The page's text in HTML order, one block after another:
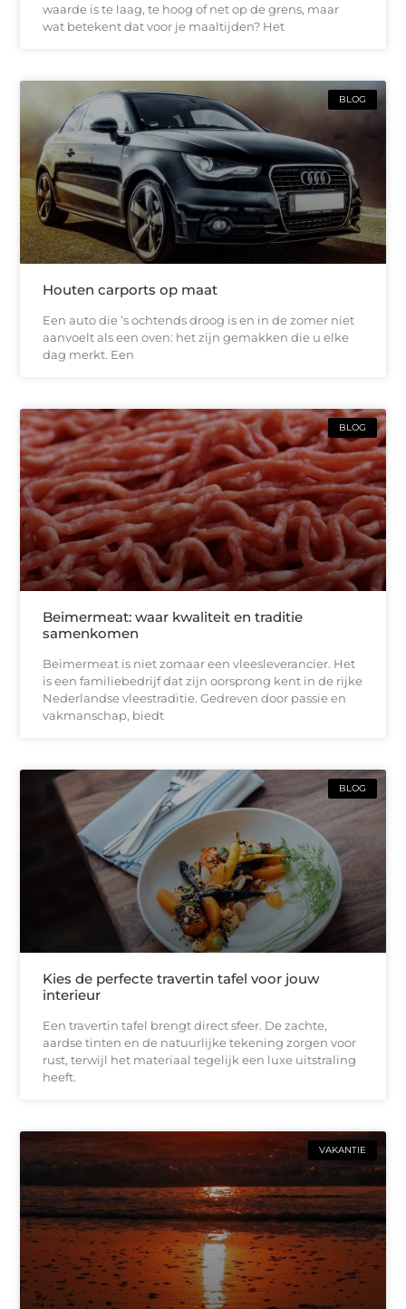
waarde is te laag, te hoog of net op de grens, maar
wat betekent dat voor je maaltijden? Het
BLOG
Houten carports op maat
Een auto die ’s ochtends droog is en in de zomer niet
aanvoelt als een oven: het zijn gemakken die u elke
dag merkt. Een
BLOG
Beimermeat: waar kwaliteit en traditie
samenkomen
Beimermeat is niet zomaar een vleesleverancier. Het
is een familiebedrijf dat zijn oorsprong kent in de rijke
Nederlandse vleestraditie. Gedreven door passie en
vakmanschap, biedt
BLOG
Kies de perfecte travertin tafel voor jouw
interieur
Een travertin tafel brengt direct sfeer. De zachte,
aardse tinten en de natuurlijke tekening zorgen voor
rust, terwijl het materiaal tegelijk een luxe uitstraling
heeft.
VAKANTIE